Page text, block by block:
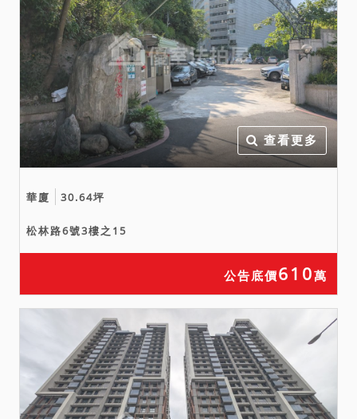
查看更多
華廈 30.64坪
松林路6號3樓之15
公告底價610萬